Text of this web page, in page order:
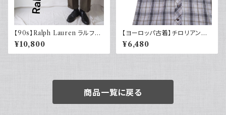
【90s】Ralph Lauren ラルフロ
ーレン ツータックスラックス ウ
ール カーキ 古着 TALONジッ
プ
¥10,800
【ヨーロッパ古着】チロリアンシ
ャツ 半袖 古着 チェック レトロ
ユーロ古着 ボックスシルエット
¥6,480
商品一覧に戻る